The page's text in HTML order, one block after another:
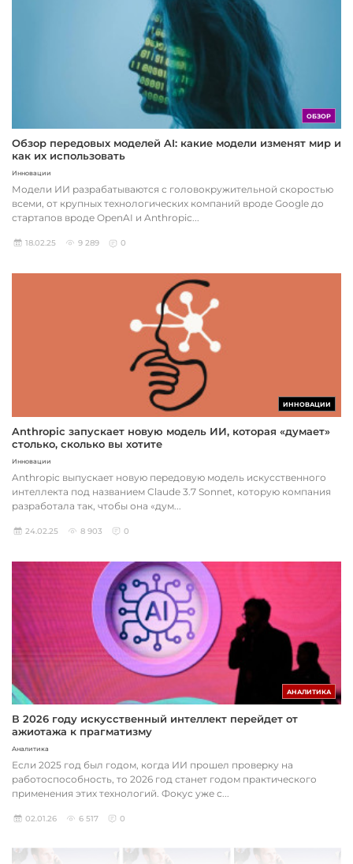
ОБЗОР
Обзор передовых моделей AI: какие модели изменят мир и
как их использовать
Инновации
Модели ИИ разрабатываются с головокружительной скоростью
всеми, от крупных технологических компаний вроде Google до
стартапов вроде OpenAI и Anthropic...
18.02.25 9 289 0
ИННОВАЦИИ
Anthropic запускает новую модель ИИ, которая «думает»
столько, сколько вы хотите
Инновации
Anthropic выпускает новую передовую модель искусственного
интеллекта под названием Claude 3.7 Sonnet, которую компания
разработала так, чтобы она «дум...
24.02.25 8 903 0
АНАЛИТИКА
В 2026 году искусственный интеллект перейдет от
ажиотажа к прагматизму
Аналитика
Если 2025 год был годом, когда ИИ прошел проверку на
работоспособность, то 2026 год станет годом практического
применения этих технологий. Фокус уже с...
02.01.26 6 517 0